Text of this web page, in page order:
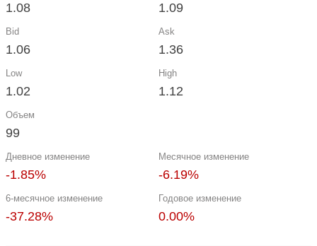
1.08 1.09
Bid
1.06
Ask
1.36
Low
1.02
High
1.12
Объем
99
Дневное изменение
-1.85%
Месячное изменение
-6.19%
6-месячное изменение
-37.28%
Годовое изменение
0.00%